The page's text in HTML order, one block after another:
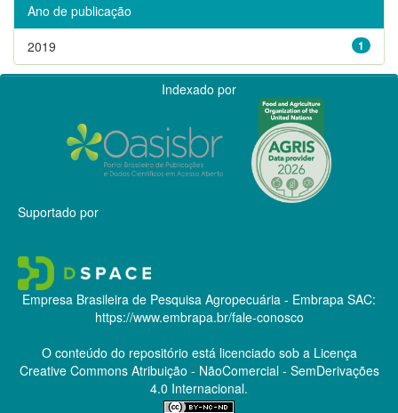
Ano de publicação
1
2019
Indexado por
Suportado por
Empresa Brasileira de Pesquisa Agropecuária - Embrapa SAC:
https://www.embrapa.br/fale-conosco
O conteúdo do repositório está licenciado sob a Licença
Creative CommonsAtribuição - NãoComercial - SemDerivações
4.0 Internacional.